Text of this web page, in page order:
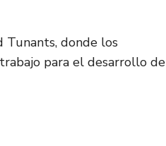
Tunants, donde los
para el desarrollo de